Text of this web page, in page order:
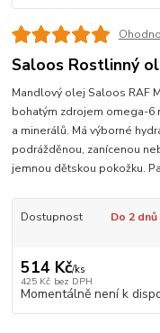
Saloos Rostlinný
Mandlový olej Saloos RAF
bohatým zdrojem omega-6
a minerálů. Má výborné
podrážděnou, zanícenou
jemnou dětskou pokožku.
Dostupnost Do 2
514 Kč/ks
425 Kč bez DPH
Momentálně není k